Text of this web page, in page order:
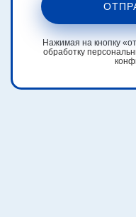
Нажимая на кнопку
обработку